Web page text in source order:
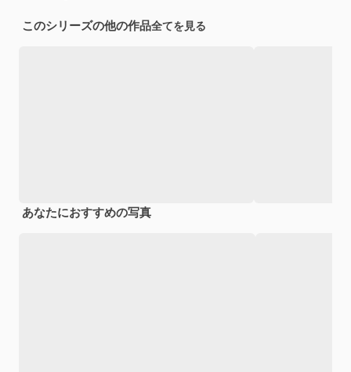
このシリーズの他の作品全てを見る
あなたにおすすめの写真